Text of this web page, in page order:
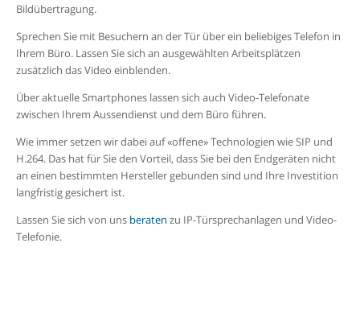
Bildübertragung.
Sprechen Sie mit Besuchern an der Tür über ein beliebiges Telefon in
Ihrem Büro. Lassen Sie sich an ausgewählten Arbeitsplätzen
zusätzlich das Video einblenden.
Über aktuelle Smartphones lassen sich auch Video-Telefonate
zwischen Ihrem Aussendienst und dem Büro führen.
Wie immer setzen wir dabei auf «offene» Technologien wie SIP und
H.264. Das hat für Sie den Vorteil, dass Sie bei den Endgeräten nicht
an einen bestimmten Hersteller gebunden sind und Ihre Investition
langfristig gesichert ist.
Lassen Sie sich von uns beraten zu IP-Türsprechanlagen und Video-
Telefonie.